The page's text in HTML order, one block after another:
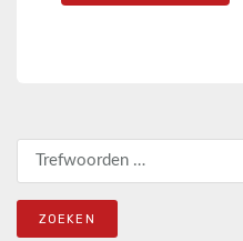
Zoeken naar: